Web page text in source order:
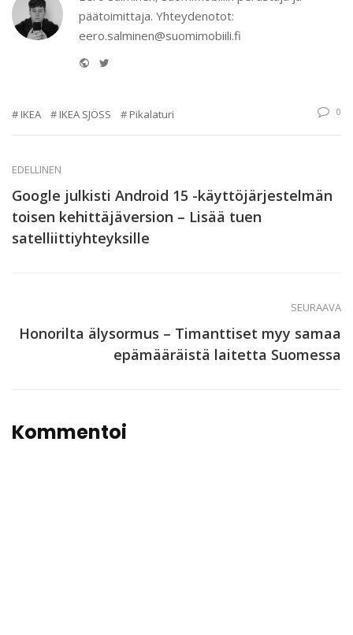
päätoimittaja. Yhteydenotot:
eero.salminen@suomimobiili.fi
Website
IKEA IKEA SJÖSS Pikalaturi 0
EDELLINEN
Google julkisti Android 15 -käyttöjärjestelmän
toisen kehittäjäversion – Lisää tuen
satelliittiyhteyksille
SEURAAVA
Honorilta älysormus – Timanttiset myy samaa
epämääräistä laitetta Suomessa
Kommentoi